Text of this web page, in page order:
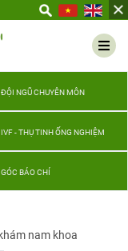
ĐỘI NGŨ CHUYÊN MÔN
IVF - THỤ TINH ỐNG NGHIỆM
GÓC BÁO CHÍ
nam khoa